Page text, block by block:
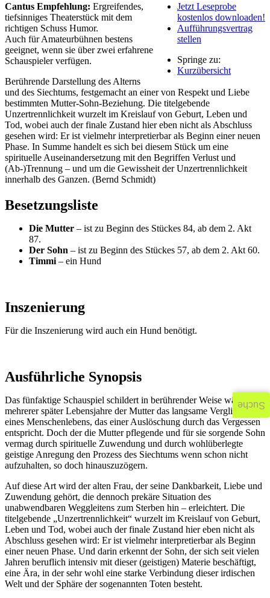
Jetzt Leseprobe
kostenlos downloaden!
Aufführungsvertrag
stellen
Springe zu:
Kurzübersicht
Cantus Empfehlung: Ergreifendes,
tiefsinniges Theaterstück mit dem
richtigen Schuss Humor.
Auch für Amateurbühnen bestens
geeignet, wenn sie über zwei erfahrene
Schauspieler verfügen.
Berührende Darstellung des Alterns
und des Siechtums, festgemacht an einer von Respekt und Liebe
bestimmten Mutter-Sohn-Beziehung. Die titelgebende
Unzertrennlichkeit wurzelt im Kreislauf von Geburt, Leben und
Tod, wobei auch der finale Zustand hier eben nicht als Abschluss
gesehen wird: Er ist vielmehr interpretierbar als Beginn einer neuen
Phase. In Summe handelt es sich bei diesem Stück um eine
spirituelle Auseinandersetzung mit den Begriffen Verlust und
(Ab-)Trennung – und um die Gewissheit der Unzertrennlichkeit
innerhalb des Ganzen. (Bernd Schmidt)
Besetzungsliste
Die Mutter – ist zu Beginn des Stückes 84, ab dem 2. Akt
87.
Der Sohn – ist zu Beginn des Stückes 57, ab dem 2. Akt 60.
Timmi – ein Hund
Inszenierung
Für die Inszenierung wird auch ein Hund benötigt.
Ausführliche Synopsis
Das fünfaktige Schauspiel schildert in berührender Weise während
mehrerer später Lebensjahre der Mutter das langsame Verglimmen
eines Menschenlebens, das einer Auslöschung durch das Vergessen
entspricht. Doch der die Mutter pflegende und für sie sorgende Sohn
vermag durch spirituelle Zuwendung und durch wohlüberlegte
geistige Anregung den Prozess des Siechtums wenn schon nicht
aufzuhalten, so doch hinauszuzögern.
Auf diese Art wird der alten Frau, der seine Dankbarkeit, Liebe und
Zuwendung gehört, die dennoch prekäre Situation des
unabwendbaren Weggleitens zum Sterben hin – erleichtert. Die
titelgebende „Unzertrennlichkeit“ wurzelt im Kreislauf von Geburt,
Leben und Tod, wobei auch der finale Zustand hier eben nicht als
Abschluss gesehen wird: Er ist vielmehr interpretierbar als Beginn
einer neuen Phase. Und darin erkennt der Sohn, der sich seit vielen
Jahren beruflich intensiv mit dieser (geistigen) Materie beschäftigt,
eine Ära, in der sehr wohl eine starke Verbindung dieser irdischen
Welt und der Sphäre der sogenannten Toten besteht.
Suche